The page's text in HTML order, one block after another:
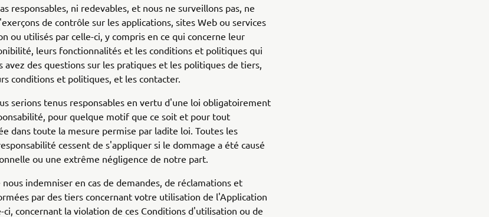
responsables, ni redevables, et nous ne surveillons pas, ne
de contrôle sur les applications, sites Web ou services
ou utilisés par celle-ci, y compris en ce qui concerne leur
leurs fonctionnalités et les conditions et politiques qui
avez des questions sur les pratiques et les politiques de tiers,
conditions et politiques, et les contacter.
serions tenus responsables en vertu d'une loi obligatoirement
pour quelque motif que ce soit et pour tout
dans toute la mesure permise par ladite loi. Toutes les
cessent de s'appliquer si le dommage a été causé
ou une extrême négligence de notre part.
nous indemniser en cas de demandes, de réclamations et
par des tiers concernant votre utilisation de l'Application
ci, concernant la violation de ces Conditions d'utilisation ou de